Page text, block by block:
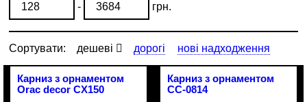
- грн.
Сортувати: дешеві дорогі нові надходження
Карниз з орнаментом
Orac decor CX150
Карниз з орнаментом
CC-0814